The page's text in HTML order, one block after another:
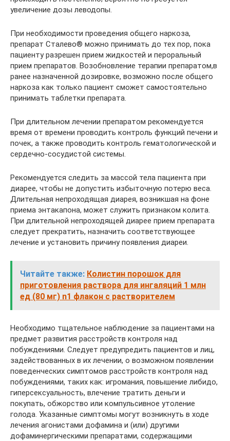
увеличение дозы леводопы.
При необходимости проведения общего наркоза,
препарат Сталево® можно принимать до тех пор, пока
пациенту разрешен прием жидкостей и пероральный
прием препаратов. Возобновление терапии препаратом,в
ранее назначенной дозировке, возможно после общего
наркоза как только пациент сможет самостоятельно
принимать таблетки препарата.
При длительном лечении препаратом рекомендуется
время от времени проводить контроль функций печени и
почек, а также проводить контроль гематологической и
сердечно-сосудистой системы.
Рекомендуется следить за массой тела пациента при
диарее, чтобы не допустить избыточную потерю веса.
Длительная непроходящая диарея, возникшая на фоне
приема энтакапона, может служить признаком колита.
При длительной непроходящей диарее прием препарата
следует прекратить, назначить соответствующее
лечение и установить причину появления диареи.
Читайте также: Колистин порошок для
приготовления раствора для ингаляций 1 млн
ед (80 мг) n1 флакон с растворителем
Необходимо тщательное наблюдение за пациентами на
предмет развития расстройств контроля над
побуждениями. Следует предупредить пациентов и лиц,
задействованных в их лечении, о возможном появлении
поведенческих симптомов расстройств контроля над
побуждениями, таких как: игромания, повышение либидо,
гиперсексуальность, влечение тратить деньги и
покупать, обжорство или компульсивное утоление
голода. Указанные симптомы могут возникнуть в ходе
лечения агонистами дофамина и (или) другими
дофаминергическими препаратами, содержащими